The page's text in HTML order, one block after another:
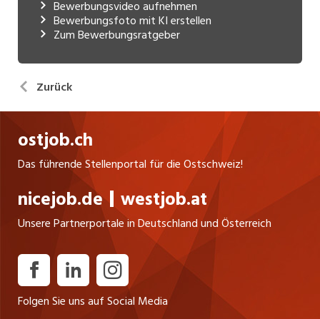
Bewerbungsvideo aufnehmen
Bewerbungsfoto mit KI erstellen
Zum Bewerbungsratgeber
Zurück
ostjob.ch
Das führende Stellenportal für die Ostschweiz!
nicejob.de westjob.at
Unsere Partnerportale in Deutschland und Österreich
Folgen Sie uns auf Social Media